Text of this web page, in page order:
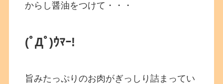
からし醤油をつけて・・・
(ﾟДﾟ)ｳﾏｰ!
旨みたっぷりのお肉がぎっしり詰まってい